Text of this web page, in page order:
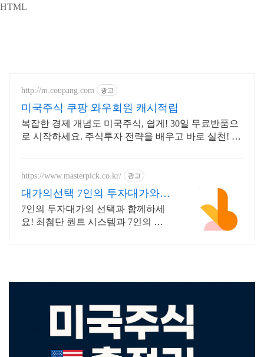
HTML
http://m.coupang.com 광고
미국주식 쿠팡 와우회원 캐시적립
복잡한 경제 개념도 미국주식, 쉽게! 30일 무료반품으
로 시작하세요. 주식투자 전략을 배우고 바로 실천! 오
https://www.masterpick.co.kr/ 광고
대가의선택 7인의 투자대가와
함께하세요
7인의 투자대가의 선택과 함께하세
요! 최첨단 퀀트 시스템과 7인의 투